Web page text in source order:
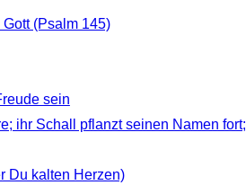
(Psalm 145)
sein
ihr Schall pflanzt seinen Namen fort;
Du kalten Herzen)